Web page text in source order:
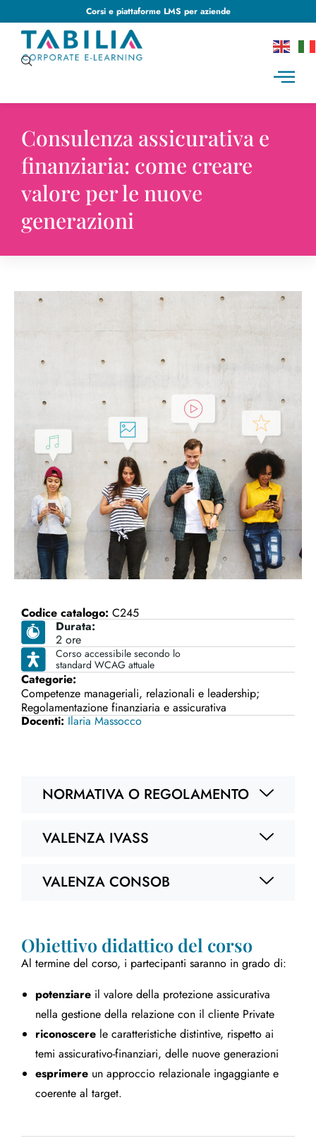
Corsi e piattaforme LMS per aziende
Consulenza assicurativa e
finanziaria: come creare
valore per le nuove
generazioni
Codice catalogo: C245
Durata:
2 ore
Corso accessibile secondo lo
standard WCAG attuale
Categorie:
Competenze manageriali, relazionali e leadership;
Regolamentazione finanziaria e assicurativa
Docenti:Ilaria Massocco
NORMATIVA O REGOLAMENTO
VALENZA IVASS
VALENZA CONSOB
Obiettivo didattico del corso
Al termine del corso, i partecipanti saranno in grado di:
potenziare il valore della protezione assicurativa
nella gestione della relazione con il cliente Private
riconoscere le caratteristiche distintive, rispetto ai
temi assicurativo-finanziari, delle nuove generazioni
esprimere un approccio relazionale ingaggiante e
coerente al target.